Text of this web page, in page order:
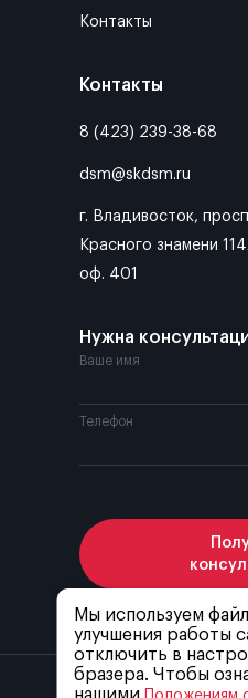
Мы используем
улучшения работы
отключить в
бразера. Чтобы
Контакты
Контакты
8 (423) 239-38-68
dsm@skdsm.ru
г. Владивосток,
Красного знамени
оф. 401
Нужна
Ваше имя
Телефон
Я соглашаюсь с